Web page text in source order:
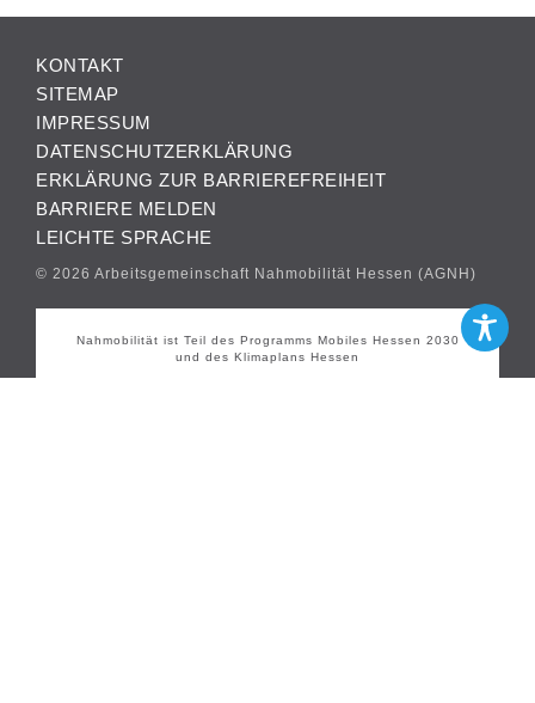
KONTAKT
SITEMAP
IMPRESSUM
DATENSCHUTZERKLÄRUNG
ERKLÄRUNG ZUR BARRIEREFREIHEIT
BARRIERE MELDEN
LEICHTE SPRACHE
© 2026 Arbeitsgemeinschaft Nahmobilität Hessen (AGNH)
Nahmobilität ist Teil des Programms Mobiles Hessen 2030
und des Klimaplans Hessen